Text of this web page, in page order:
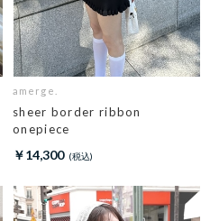
amerge.
sheer border ribbon
onepiece
￥14,300